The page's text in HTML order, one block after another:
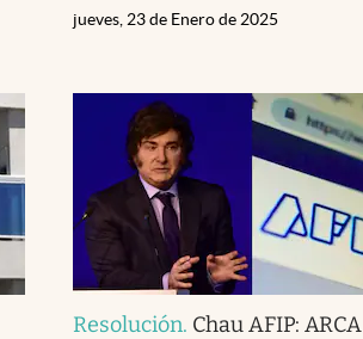
jueves, 23 de Enero de 2025
Resolución. Chau AFIP: ARCA